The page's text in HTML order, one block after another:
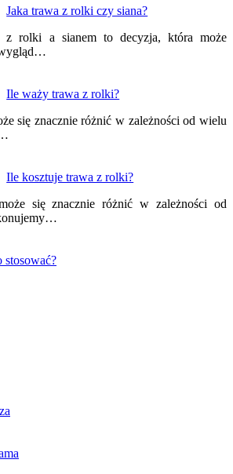
Jaka trawa z rolki czy siana?
z rolki a sianem to decyzja, która może
wygląd…
Ile waży trawa z rolki?
się znacznie różnić w zależności od wielu
Ile kosztuje trawa z rolki?
się znacznie różnić w zależności od